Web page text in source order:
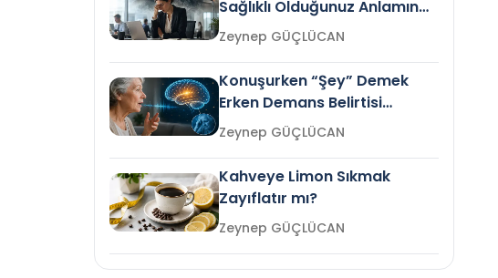
Sağlıklı Olduğunuz Anlamına
Gelir mi?Zeynep GÜÇLÜCAN
Konuşurken “Şey” Demek
Erken Demans Belirtisi
Olabilir mi?Zeynep GÜÇLÜCAN
Kahveye Limon Sıkmak
Zayıflatır mı?
Zeynep GÜÇLÜCAN